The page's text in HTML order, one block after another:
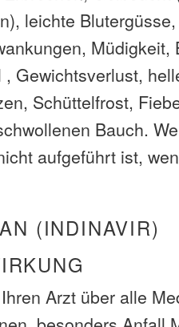
leichte Blutergüsse,
Müdigkeit,
, Gewichtsverlust,
Schüttelfrost,
Bauch.
aufgeführt ist,
(INDINAVIR)
Arzt über alle